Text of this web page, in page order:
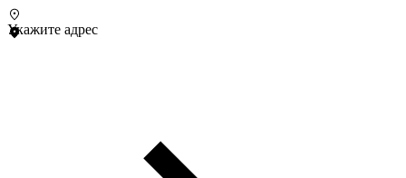
Укажите адрес